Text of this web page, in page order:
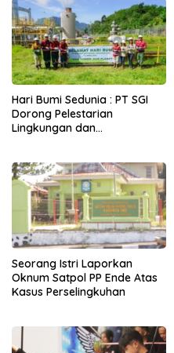
Hari Bumi Sedunia : PT SGI
Dorong Pelestarian
Lingkungan dan
Seorang Istri Laporkan
Oknum Satpol PP Ende Atas
Kasus Perselingkuhan